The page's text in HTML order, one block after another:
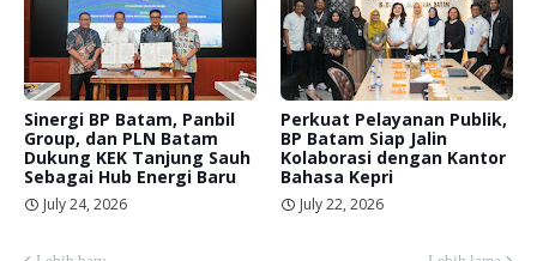
Sinergi BP Batam, Panbil
Group, dan PLN Batam
Dukung KEK Tanjung Sauh
Sebagai Hub Energi Baru
July 24, 2026
Perkuat Pelayanan Publik,
BP Batam Siap Jalin
Kolaborasi dengan Kantor
Bahasa Kepri
July 22, 2026